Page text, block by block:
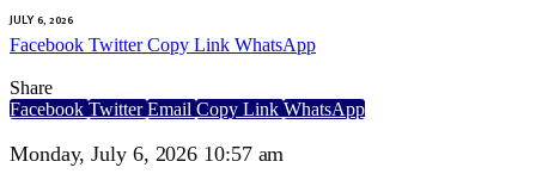
JULY 6, 2026
Facebook Twitter Copy Link WhatsApp
Share
Facebook Twitter Email Copy Link WhatsApp
Monday, July 6, 2026 10:57 am